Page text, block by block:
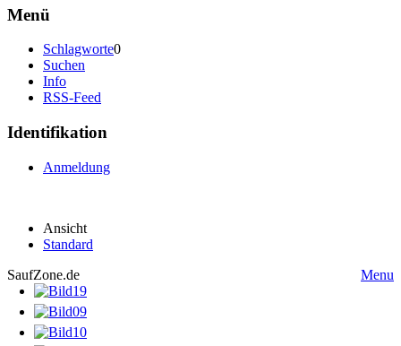
Menü
Schlagworte0
Suchen
Info
RSS-Feed
Identifikation
Anmeldung
Ansicht
Standard
SaufZone.de
Menu